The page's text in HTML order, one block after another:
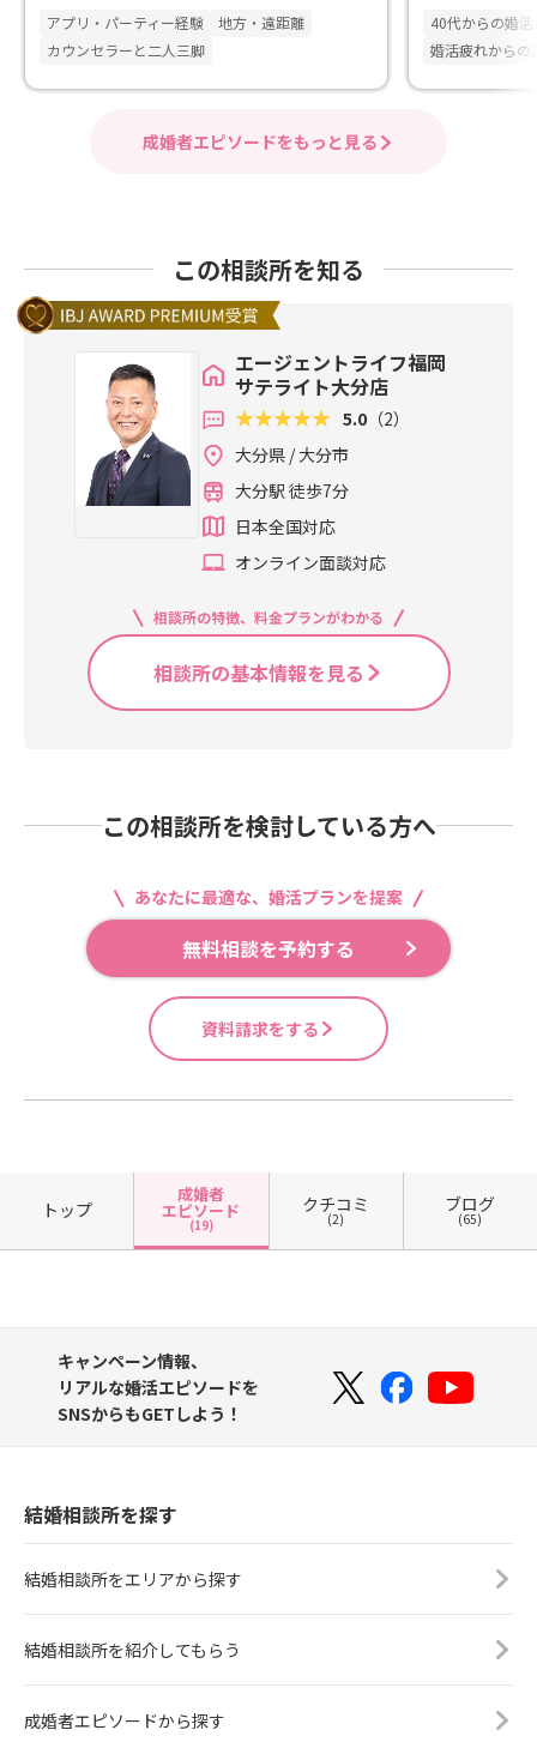
アプリ・パーティー経験
地方・遠距離
カウンセラーと二人三脚
切なご縁
40代からの婚活
婚活疲れからの
成婚者エピソードをもっと見る
この相談所を知る
エージェントライフ福岡
サテライト大分店
5.0 （2）
大分県 / 大分市
大分駅 徒歩7分
日本全国対応
オンライン面談対応
相談所の特徴、料金プランがわかる
相談所の基本情報を見る
この相談所を検討している方へ
あなたに最適な、婚活プランを提案
無料相談を予約する
資料請求をする
トップ
成婚者
エピソード
(19)
クチコミ
(2)
ブログ
(65)
キャンペーン情報、
リアルな婚活エピソードを
SNSからもGETしよう！
結婚相談所を探す
結婚相談所をエリアから探す
結婚相談所を紹介してもらう
成婚者エピソードから探す